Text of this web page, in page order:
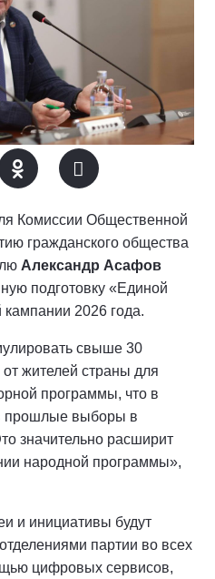
Комиссии Общественной
гражданского общества
Александр Асафов
подготовку «Единой
кампании 2026 года.
свыше 30
жителей страны для
программы, что в
прошлые выборы в
значительно расширит
народной программы»,
и инициативы будут
партии во всех
цифровых сервисов,